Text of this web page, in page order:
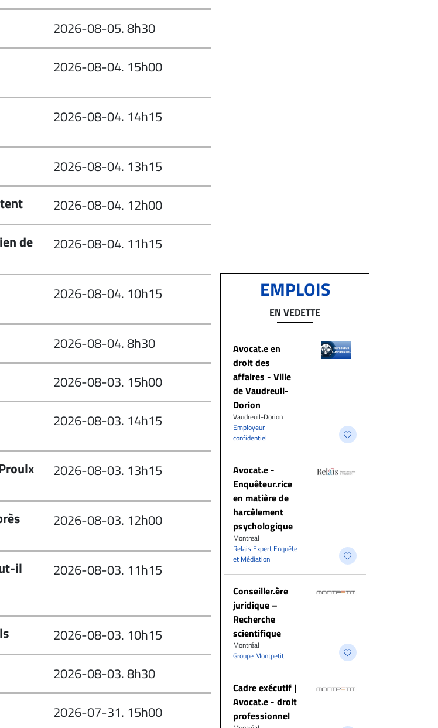
2026-08-05. 8h30
2026-08-04. 15h00
2026-08-04. 14h15
2026-08-04. 13h15
2026-08-04. 12h00
de
2026-08-04. 11h15
2026-08-04. 10h15
2026-08-04. 8h30
2026-08-03. 15h00
2026-08-03. 14h15
2026-08-03. 13h15
2026-08-03. 12h00
il 2026-08-03. 11h15
2026-08-03. 10h15
2026-08-03. 8h30
2026-07-31. 15h00
EMPLOIS
EN VEDETTE
Avocat.e en
droit des
affaires - Ville
de Vaudreuil-
Dorion
Vaudreuil-Dorion
Employeur
confidentiel
Avocat.e -
Enquêteur.rice
en matière de
harcèlement
psychologique
Montreal
Relais Expert Enquête
et Médiation
Conseiller.ère
juridique –
Recherche
scientifique
Montréal
Groupe Montpetit
Cadre exécutif |
Avocat.e - droit
professionnel